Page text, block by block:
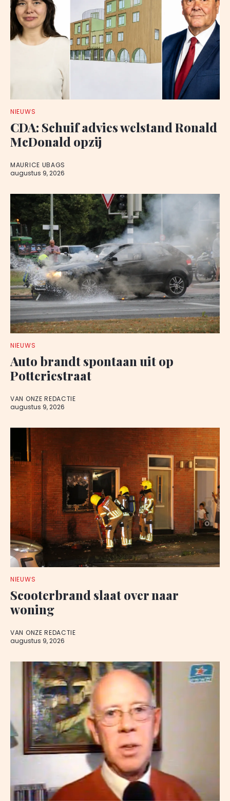
NIEUWS
CDA: Schuif advies welstand Ronald
McDonald opzij
MAURICE UBAGS
augustus 9, 2026
NIEUWS
Auto brandt spontaan uit op
Potteriestraat
VAN ONZE REDACTIE
augustus 9, 2026
NIEUWS
Scooterbrand slaat over naar
woning
VAN ONZE REDACTIE
augustus 9, 2026